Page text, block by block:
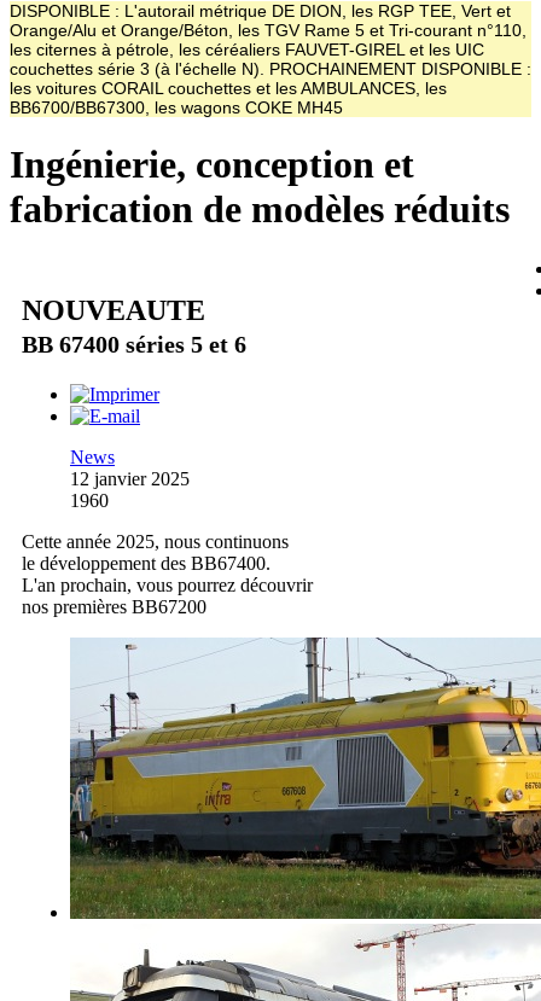
DISPONIBLE : L'autorail métrique DE DION, les RGP TEE, Vert et
Orange/Alu et Orange/Béton, les TGV Rame 5 et Tri-courant n°110,
les citernes à pétrole, les céréaliers FAUVET-GIREL et les UIC
couchettes série 3 (à l'échelle N). PROCHAINEMENT DISPONIBLE :
les voitures CORAIL couchettes et les AMBULANCES, les
BB6700/BB67300, les wagons COKE MH45
Ingénierie, conception et
fabrication de modèles réduits
NOUVEAUTE
BB 67400 séries 5 et 6
News
12 janvier 2025
1960
Cette année 2025, nous continuons
le développement des BB67400.
L'an prochain, vous pourrez découvrir
nos premières BB67200